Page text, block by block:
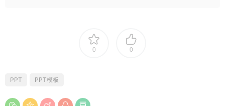
0 0
PPT PPT模板